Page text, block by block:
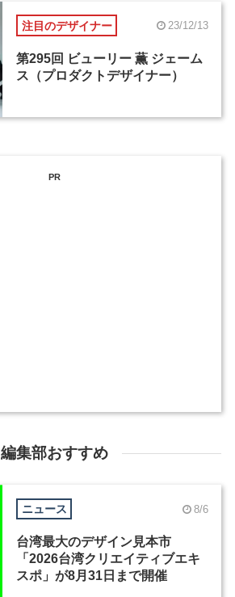
注目のデザイナー 23/12/13
第295回 ビューリー 薫 ジェーム
ス（プロダクトデザイナー）
PR
編集部おすすめ
ニュース 8/6
台湾最大のデザイン見本市
「2026台湾クリエイティブエキ
スポ」が8月31日まで開催